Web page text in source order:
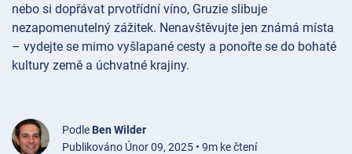
nebo si dopřávat prvotřídní víno, Gruzie slibuje
nezapomenutelný zážitek. Nenavštěvujte jen známá místa
– vydejte se mimo vyšlapané cesty a ponořte se do bohaté
kultury země a úchvatné krajiny.
Podle Ben Wilder
Publikováno Únor 09, 2025 • 9m ke čtení